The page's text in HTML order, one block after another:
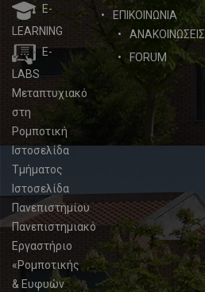
E-
LEARNING
E-
LABS
Μεταπτυχιακό
στη
Ρομποτική
Ιστοσελίδα
Τμήματος
Ιστοσελίδα
Πανεπιστημίου
Πανεπιστημιακό
Εργαστήριο
«Ρομποτικής
& Ευφυών
ΕΠΙΚΟΙΝΩΝΙΑ
ΑΝΑΚΟΙΝΩΣΕΙΣ
FORUM